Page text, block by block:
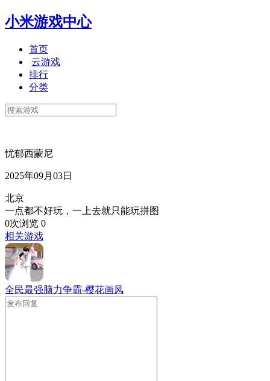
小米游戏中心
首页
云游戏
排行
分类
忧郁西蒙尼
2025年09月03日
北京
一点都不好玩，一上去就只能玩拼图
0次浏览 0
相关游戏
全民最强脑力争霸-樱花画风